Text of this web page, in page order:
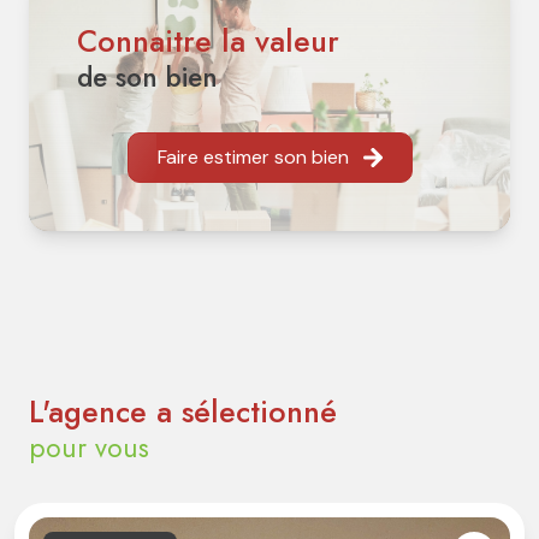
Connaitre la valeur
de son bien
Faire estimer son bien
L'agence a sélectionné
pour vous